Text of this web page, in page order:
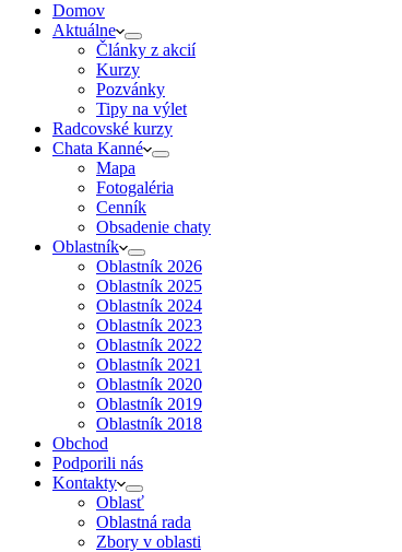
Domov
Aktuálne
Články z akcií
Kurzy
Pozvánky
Tipy na výlet
Radcovské kurzy
Chata Kanné
Mapa
Fotogaléria
Cenník
Obsadenie chaty
Oblastník
Oblastník 2026
Oblastník 2025
Oblastník 2024
Oblastník 2023
Oblastník 2022
Oblastník 2021
Oblastník 2020
Oblastník 2019
Oblastník 2018
Obchod
Podporili nás
Kontakty
Oblasť
Oblastná rada
Zbory v oblasti